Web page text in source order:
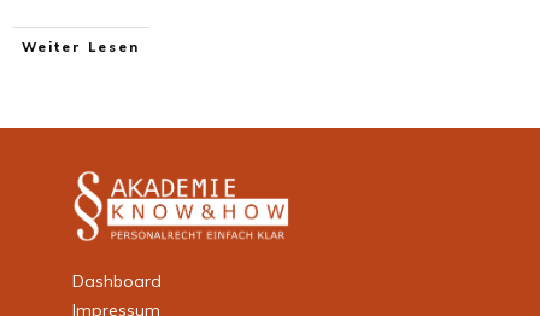
Weiter Lesen
Dashboard
Impressum